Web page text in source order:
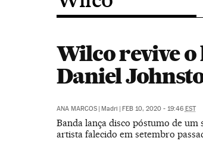
Wilco revive o
Daniel
ANA MARCOS | Madri | FEB 10, 2020 - 19:46 EST
Banda lança disco póstumo de
artista falecido em setembro